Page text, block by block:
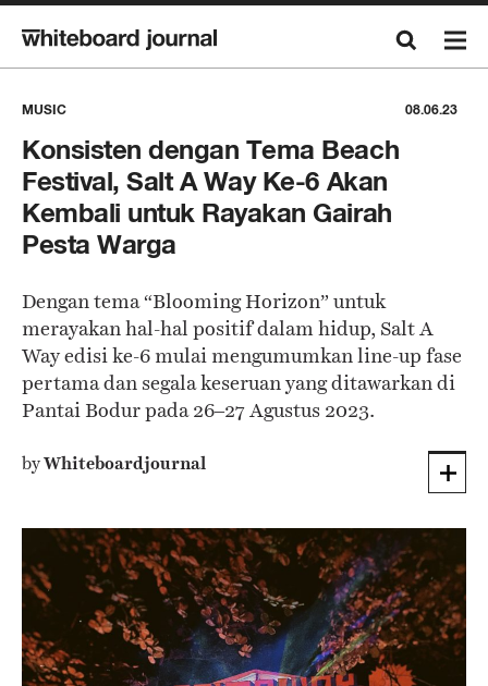
MUSIC 08.06.23
Konsisten dengan Tema Beach
Festival, Salt A Way Ke-6 Akan
Kembali untuk Rayakan Gairah
Pesta Warga
Dengan tema “Blooming Horizon” untuk
merayakan hal-hal positif dalam hidup, Salt A
Way edisi ke-6 mulai mengumumkan line-up fase
pertama dan segala keseruan yang ditawarkan di
Pantai Bodur pada 26–27 Agustus 2023.
byWhiteboardjournal